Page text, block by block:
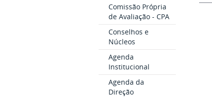
Comissão Própria
de Avaliação - CPA
Conselhos e
Núcleos
Agenda
Institucional
Agenda da
Direção